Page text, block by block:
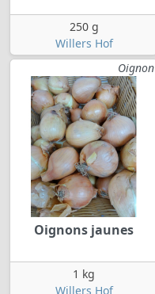
250 g
Willers Hof
Oignon
Oignons jaunes
1 kg
Willers Hof